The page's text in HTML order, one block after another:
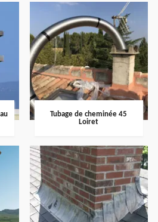
Tubage de cheminée 45
Loiret